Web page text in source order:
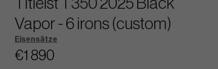
Titleist T350 2025 Black
Vapor - 6 irons (custom)
Eisensätze
€1 890